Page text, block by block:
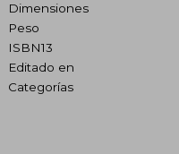
Dimensiones
Peso
ISBN13
Editado en
Categorías